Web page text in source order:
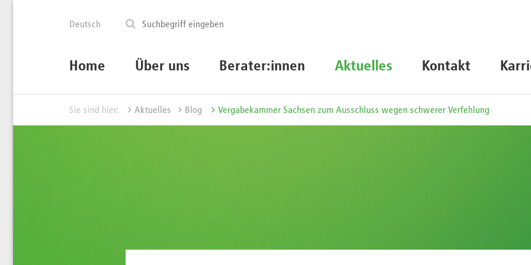
Deutsch
Home Über uns Berater:innen Aktuelles Kontakt
Sie sind hier: Aktuelles Blog Vergabekammer Sachsen zum Ausschluss wegen schwerer Verfehlung